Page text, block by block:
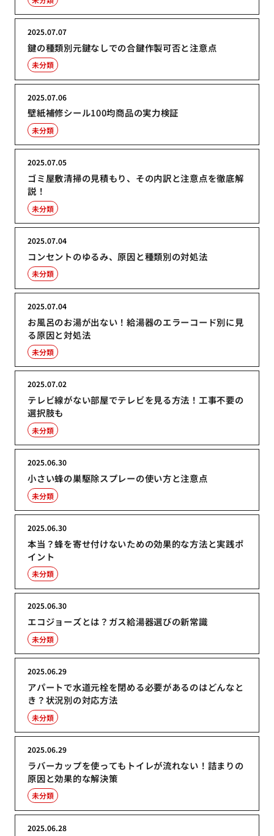
鍵の種類別元鍵なしでの合鍵作製可否と注意点
2025.07.07
未分類
壁紙補修シール100均商品の実力検証
2025.07.06
未分類
ゴミ屋敷清掃の見積もり、その内訳と注意点を徹底解
説！
2025.07.05
未分類
コンセントのゆるみ、原因と種類別の対処法
2025.07.04
未分類
お風呂のお湯が出ない！給湯器のエラーコード別に見
る原因と対処法
2025.07.04
未分類
テレビ線がない部屋でテレビを見る方法！工事不要の
選択肢も
2025.07.02
未分類
小さい蜂の巣駆除スプレーの使い方と注意点
2025.06.30
未分類
本当？蜂を寄せ付けないための効果的な方法と実践ポ
イント
2025.06.30
未分類
エコジョーズとは？ガス給湯器選びの新常識
2025.06.30
未分類
アパートで水道元栓を閉める必要があるのはどんなと
き？状況別の対応方法
2025.06.29
未分類
ラバーカップを使ってもトイレが流れない！詰まりの
原因と効果的な解決策
2025.06.29
未分類
2025.06.28